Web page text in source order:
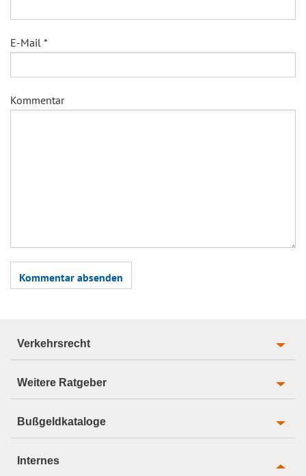
E-Mail *
Kommentar
Verkehrsrecht
Weitere Ratgeber
Bußgeldkataloge
Internes